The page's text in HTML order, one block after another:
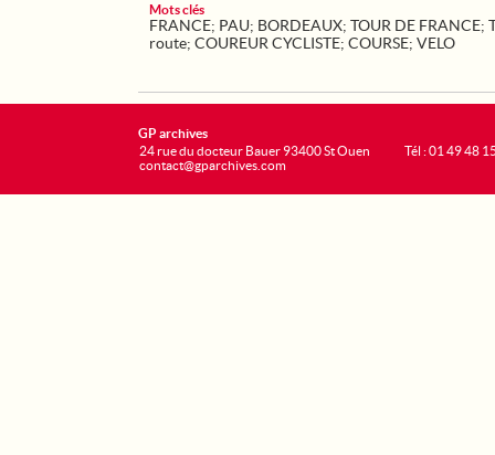
Mots clés
FRANCE; PAU; BORDEAUX; TOUR DE FRANCE;
route; COUREUR CYCLISTE; COURSE; VELO
GP archives
24 rue du docteur Bauer 93400 St Ouen
contact@gparchives.com
Tél : 01 49 48